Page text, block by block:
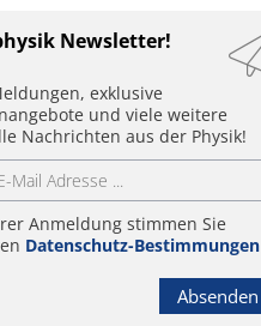
Newsletter!
exklusive
und viele weitere
Nachrichten aus der Physik!
Anmeldung stimmen Sie
Datenschutz-Bestimmungen
Absenden